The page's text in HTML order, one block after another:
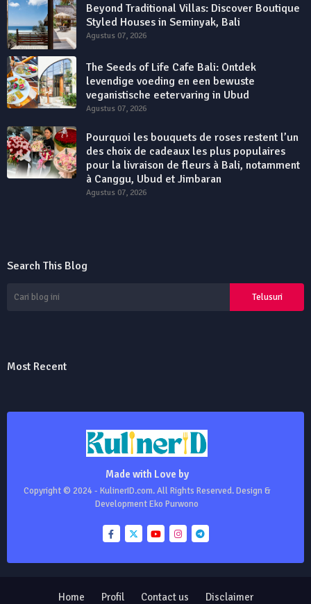
Beyond Traditional Villas: Discover Boutique
Styled Houses in Seminyak, Bali
Agustus 07, 2026
The Seeds of Life Cafe Bali: Ontdek
levendige voeding en een bewuste
veganistische eetervaring in Ubud
Agustus 07, 2026
Pourquoi les bouquets de roses restent l’un
des choix de cadeaux les plus populaires
pour la livraison de fleurs à Bali, notamment
à Canggu, Ubud et Jimbaran
Agustus 07, 2026
Search This Blog
Most Recent
Made with Love by
Copyright © 2024 - KulinerID.com. All Rights Reserved. Design &
Development Eko Purwono
Home Profil Contact us Disclaimer